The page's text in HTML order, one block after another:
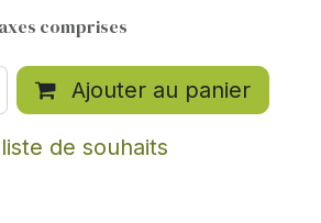
comprises
Ajouter au panier
de souhaits